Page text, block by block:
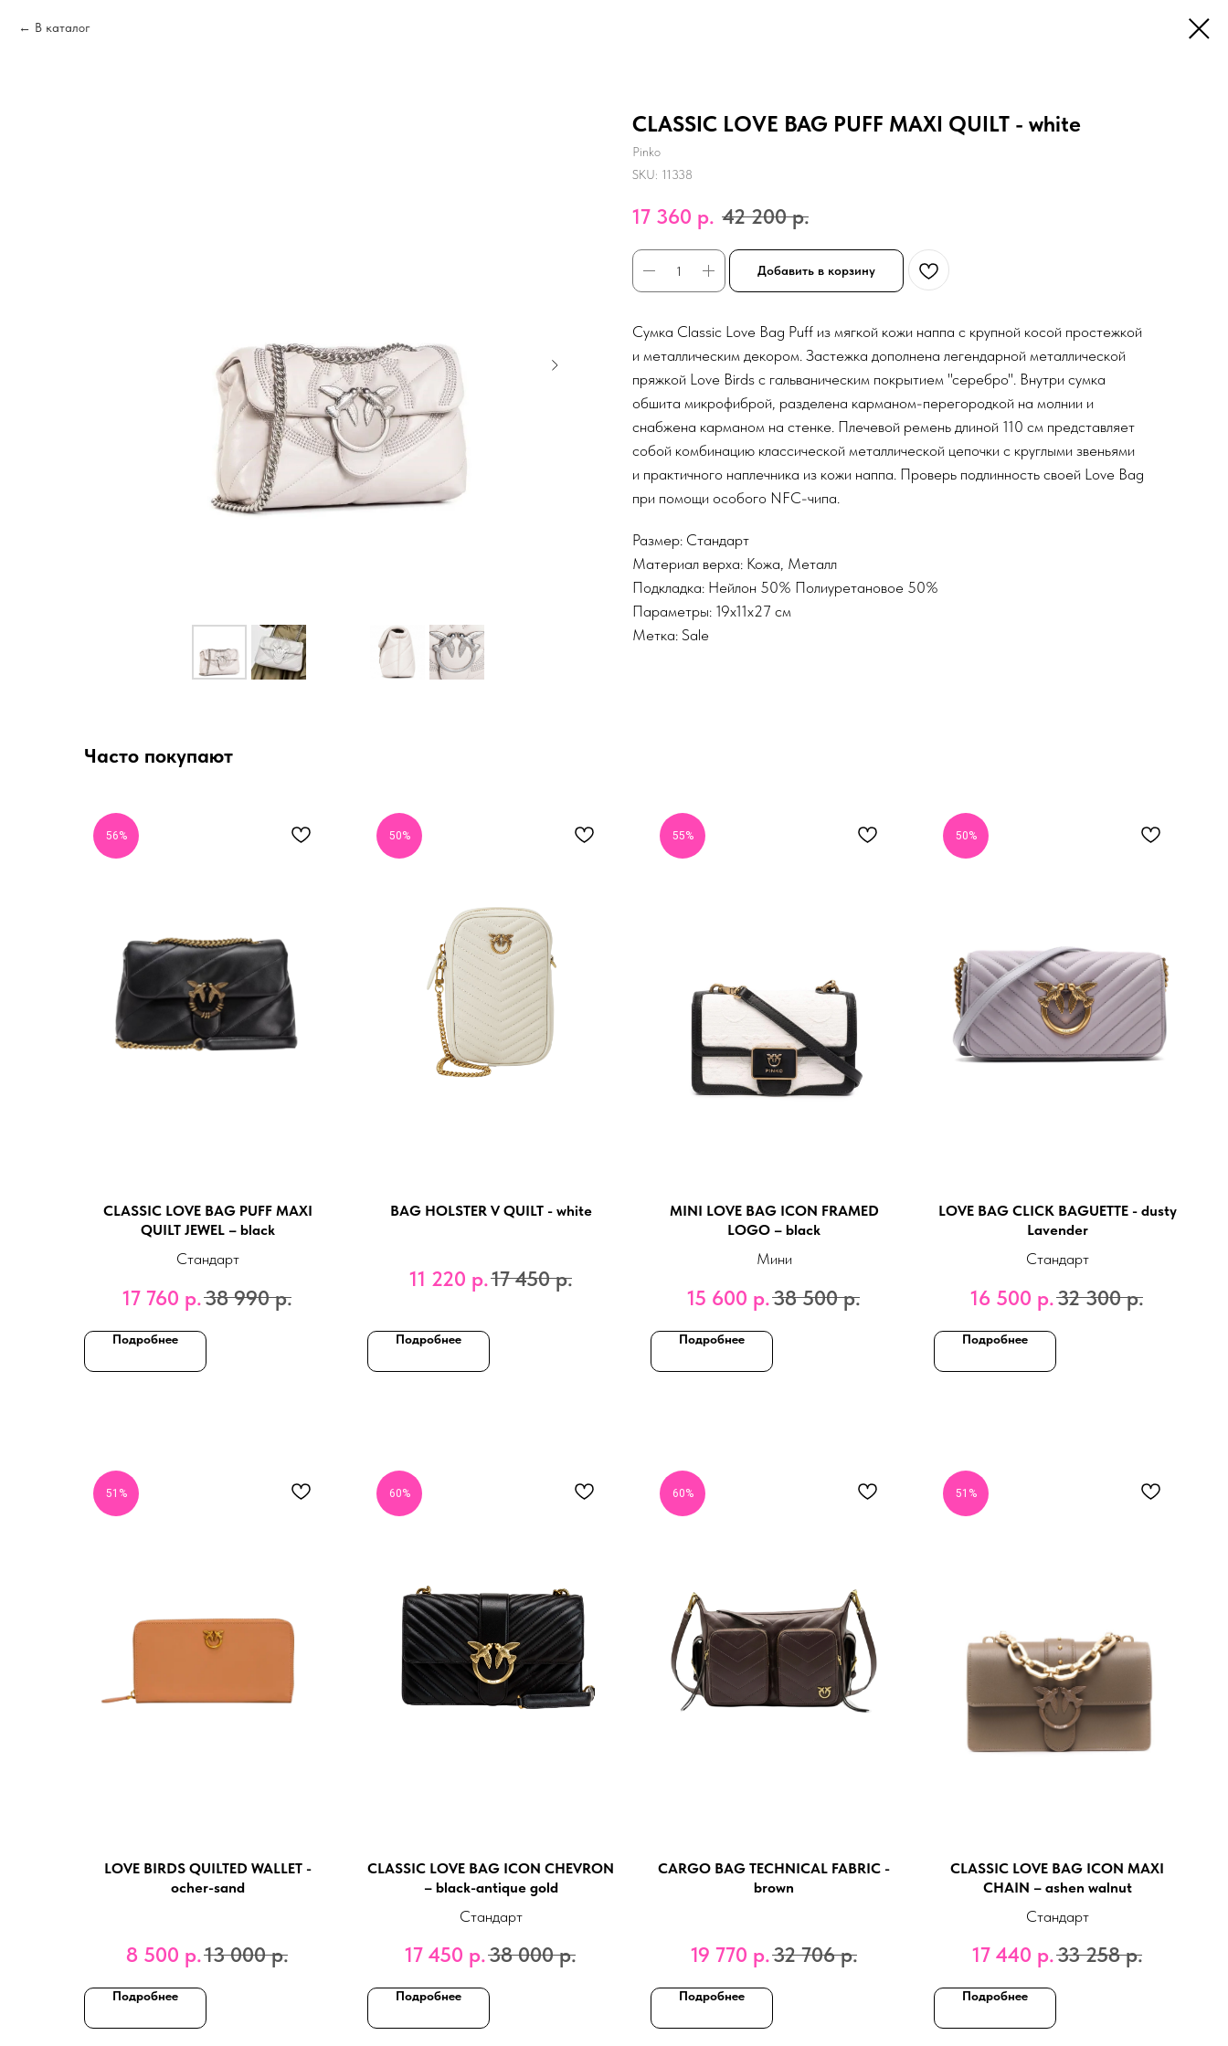
В каталог
CLASSIC LOVE BAG PUFF MAXI QUILT - white
Pinko
SKU: 11338
17 360 р. 42 200 р.
Добавить в корзину
Сумка Classic Love Bag Puff из мягкой кожи наппа с крупной косой простежкой
и металлическим декором. Застежка дополнена легендарной металлической
пряжкой Love Birds с гальваническим покрытием "серебро". Внутри сумка
обшита микрофиброй, разделена карманом-перегородкой на молнии и
снабжена карманом на стенке. Плечевой ремень длиной 110 см представляет
собой комбинацию классической металлической цепочки с круглыми звеньями
и практичного наплечника из кожи наппа. Проверь подлинность своей Love Bag
при помощи особого NFC-чипа.
Размер: Стандарт
Материал верха: Кожа, Металл
Подкладка: Нейлон 50% Полиуретановое 50%
Параметры: 19x11x27 см
Метка: Sale
Часто покупают
56%
CLASSIC LOVE BAG PUFF MAXI
QUILT JEWEL – black
Стандарт
17 760 р.38 990 р.
Подробнее
50%
BAG HOLSTER V QUILT - white
11 220 р.17 450 р.
Подробнее
55%
MINI LOVE BAG ICON FRAMED
LOGO – black
Мини
15 600 р.38 500 р.
Подробнее
50%
LOVE BAG CLICK BAGUETTE - dusty
Lavender
Стандарт
16 500 р.32 300 р.
Подробнее
51%
LOVE BIRDS QUILTED WALLET -
ocher-sand
8 500 р.13 000 р.
Подробнее
60%
CLASSIC LOVE BAG ICON CHEVRON
– black-antique gold
Стандарт
17 450 р.38 000 р.
Подробнее
60%
CARGO BAG TECHNICAL FABRIC -
brown
19 770 р.32 706 р.
Подробнее
51%
CLASSIC LOVE BAG ICON MAXI
CHAIN – ashen walnut
Стандарт
17 440 р.33 258 р.
Подробнее